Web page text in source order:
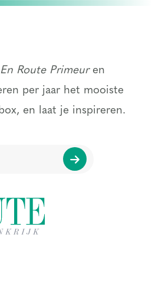
En Route Primeuren
per jaar het mooiste
en laat je inspireren.